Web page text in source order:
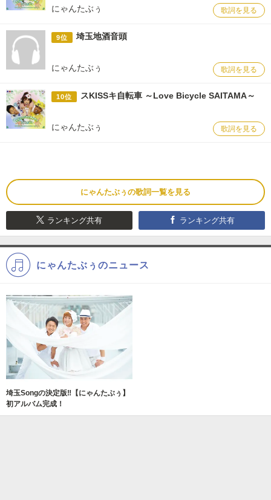
にゃんたぶぅ 歌詞を見る
9位 埼玉地酒音頭
にゃんたぶぅ 歌詞を見る
10位 スKISSキ自転車 ～Love Bicycle SAITAMA～
にゃんたぶぅ 歌詞を見る
にゃんたぶぅの歌詞一覧を見る
ランキング共有 ランキング共有
にゃんたぶぅのニュース
埼玉Songの決定版‼【にゃんたぶぅ】
初アルバム完成！